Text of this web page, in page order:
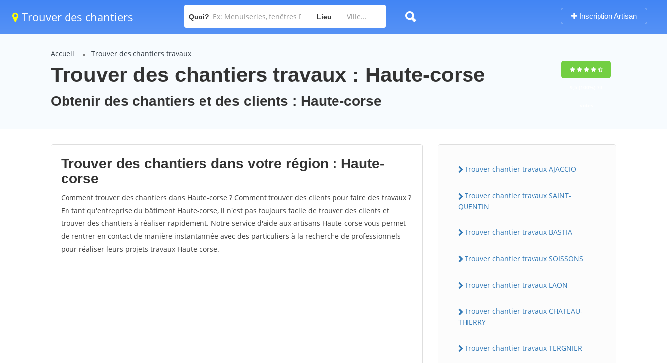
Trouver des chantiers Quoi? Lieu Inscription Artisan
Accueil Trouver des chantiers travaux
Trouver des chantiers travaux : Haute-corse
Obtenir des chantiers et des clients : Haute-corse
Trouver des chantiers dans votre région : Haute-
corse
Comment trouver des chantiers dans Haute-corse ? Comment trouver des clients pour faire des travaux ?
En tant qu'entreprise du bâtiment Haute-corse, il n'est pas toujours facile de trouver des clients et
trouver des chantiers à réaliser rapidement. Notre service d'aide aux artisans Haute-corse vous permet
de rentrer en contact de manière instantannée avec des particuliers à la recherche de professionnels
pour réaliser leurs projets travaux Haute-corse.
Trouver chantier travaux AJACCIO
Trouver chantier travaux SAINT-
QUENTIN
Trouver chantier travaux BASTIA
Trouver chantier travaux SOISSONS
Trouver chantier travaux LAON
Trouver chantier travaux CHATEAU-
THIERRY
Trouver chantier travaux TERGNIER